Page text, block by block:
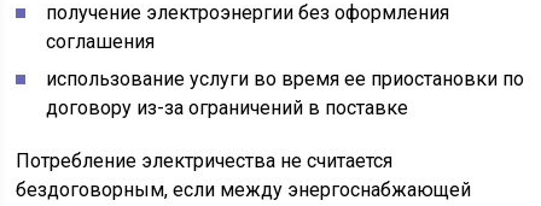
получение электроэнергии без оформления
соглашения
использование услуги во время ее приостановки по
договору из-за ограничений в поставке
Потребление электричества не считается
бездоговорным, если между энергоснабжающей